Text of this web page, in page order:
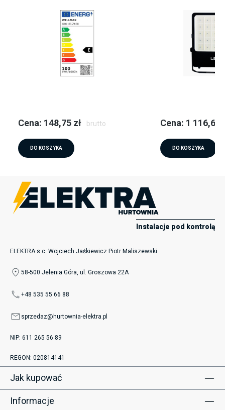
Cena: 148,75 zł brutto
DO KOSZYKA
Cena: 1 116,69
DO KOSZYKA
Instalacje pod kontrolą
ELEKTRA s.c. Wojciech Jaśkiewicz Piotr Maliszewski
58-500 Jelenia Góra, ul. Groszowa 22A
+48 535 55 66 88
sprzedaz@hurtownia-elektra.pl
NIP: 611 265 56 89
REGON: 020814141
Jak kupować
Informacje